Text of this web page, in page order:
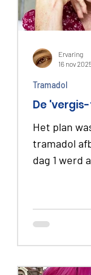
De
Het plan
tramadol
dag 1 werd
Tramadol
Ervaring
16 nov